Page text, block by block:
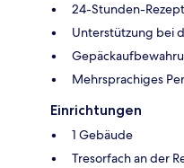
24-Stunden-
Unterstützung bei
Mehrsprachiges
Einrichtungen
1 Gebäude
Tresorfach an der